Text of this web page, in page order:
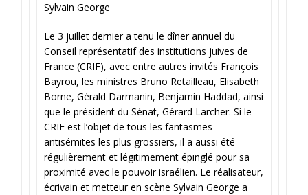
Sylvain George
Le 3 juillet dernier a tenu le dîner annuel du
Conseil représentatif des institutions juives de
France (CRIF), avec entre autres invités François
Bayrou, les ministres Bruno Retailleau, Elisabeth
Borne, Gérald Darmanin, Benjamin Haddad, ainsi
que le président du Sénat, Gérard Larcher. Si le
CRIF est l’objet de tous les fantasmes
antisémites les plus grossiers, il a aussi été
régulièrement et légitimement épinglé pour sa
proximité avec le pouvoir israélien. Le réalisateur,
écrivain et metteur en scène Sylvain George a